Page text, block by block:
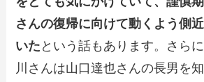
さんの復帰に向けて動くよう側
いた という話もあります。さら
川さんは山口達也さんの長男を